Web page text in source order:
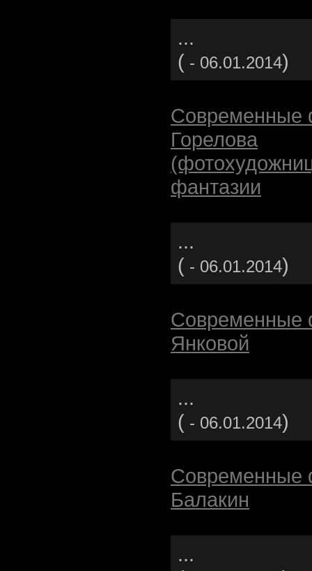
...
( - 06.01.2014)
Современные
Горелова
фантазии
...
( - 06.01.2014)
Современные
Янковой
...
( - 06.01.2014)
Современные
Балакин
...